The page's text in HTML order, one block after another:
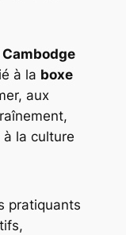
à la boxe
aux
la culture
pratiquants